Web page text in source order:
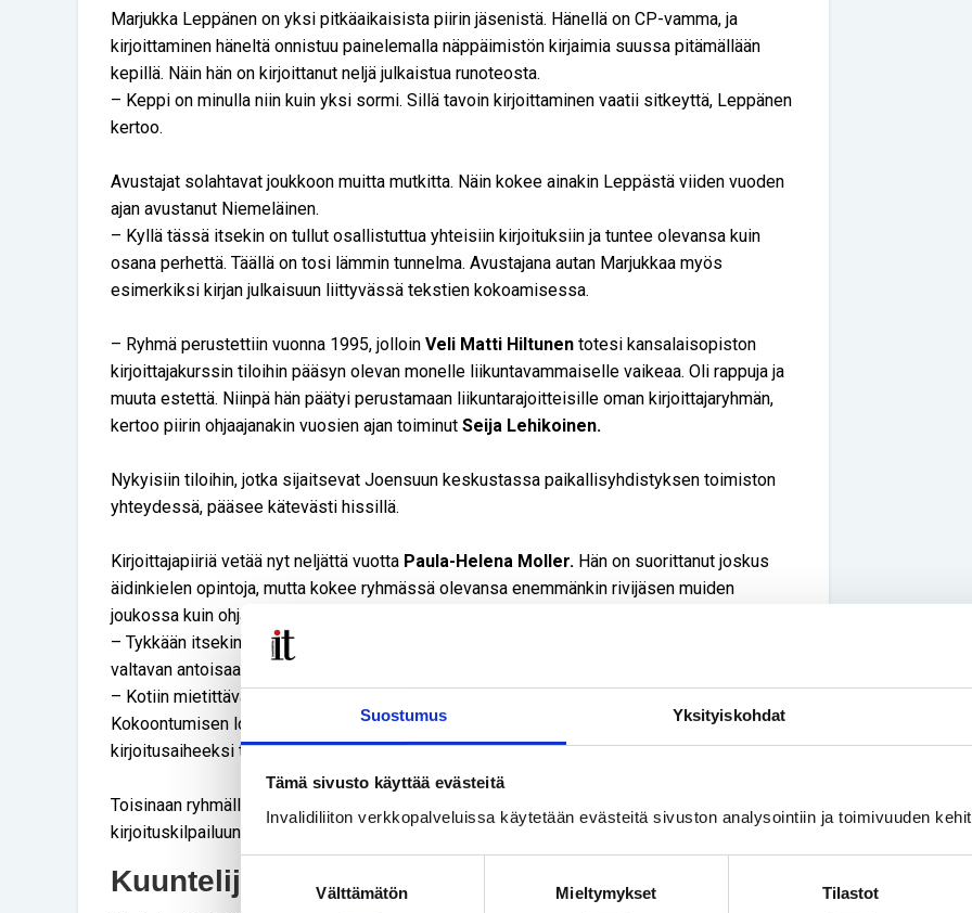
Suostumus Yksityiskohdat
Tämä sivusto käyttää evästeitä
Invalidiliiton verkkopalveluissa käytetään evästeitä sivuston analysointiin ja toimivuuden
Välttämätön Mieltymykset Tilastot
Marjukka Leppänen on yksi pitkäaikaisista piirin jäsenistä. Hänellä on CP-vamma, ja
kirjoittaminen häneltä onnistuu painelemalla näppäimistön kirjaimia suussa pitämällään
kepillä. Näin hän on kirjoittanut neljä julkaistua runoteosta.
– Keppi on minulla niin kuin yksi sormi. Sillä tavoin kirjoittaminen vaatii sitkeyttä, Leppänen
kertoo.
Avustajat solahtavat joukkoon muitta mutkitta. Näin kokee ainakin Leppästä viiden vuoden
ajan avustanut Niemeläinen.
– Kyllä tässä itsekin on tullut osallistuttua yhteisiin kirjoituksiin ja tuntee olevansa kuin
osana perhettä. Täällä on tosi lämmin tunnelma. Avustajana autan Marjukkaa myös
esimerkiksi kirjan julkaisuun liittyvässä tekstien kokoamisessa.
– Ryhmä perustettiin vuonna 1995, jolloin Veli Matti Hiltunen totesi kansalaisopiston
kirjoittajakurssin tiloihin pääsyn olevan monelle liikuntavammaiselle vaikeaa. Oli rappuja ja
muuta estettä. Niinpä hän päätyi perustamaan liikuntarajoitteisille oman kirjoittajaryhmän,
kertoo piirin ohjaajanakin vuosien ajan toiminut Seija Lehikoinen.
Nykyisiin tiloihin, jotka sijaitsevat Joensuun keskustassa paikallisyhdistyksen toimiston
yhteydessä, pääsee kätevästi hissillä.
Kirjoittajapiiriä vetää nyt neljättä vuotta Paula-Helena Moller. Hän on suorittanut joskus
äidinkielen opintoja, mutta kokee ryhmässä olevansa enemmänkin rivijäsen muiden
joukossa kuin ohjaaja.
– Tykkään itsekin kirjoittaa runoja. Ohjaaminenhan tässä on vapaaehtoistyötä, mutta on
valtavan antoisaa tavata näitä ihmisiä, ja yhteisö on tiivis. Heitä aina kaipaakin kovasti.
– Kotiin mietittäväksi olen saattanut antaa aiheen tai jonkin ajankohtaisen teeman.
Kokoontumisen lopuksi saatan kysyä myös ryhmäläisiltä innostavia ideoita yhteiseksi
kirjoitusaiheeksi tai tehdä kirjailija-arvuuttelua.
Toisinaan ryhmällä on työn alla jokin pitempiaikainen yhteinen projekti, kuten
kirjoituskilpailuun osallistuminen tai antologian kokoaminen.
Kuuntelijoillakin on tärkeä rooli